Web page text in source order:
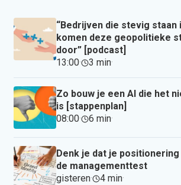
“Bedrijven die stevig staan
komen deze geopolitieke
door” [podcast]
13:00· 3 min·
Zo bouw je een AI die het
is [stappenplan]
08:00· 6 min·
Denk je dat je
de managementtest
gisteren· 4 min·